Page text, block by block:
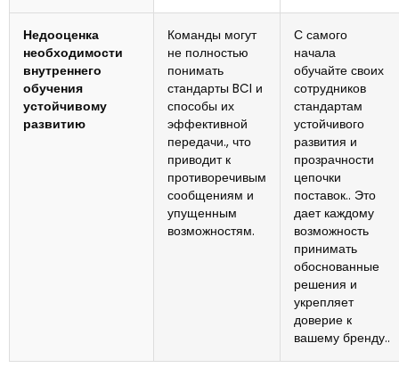
Недооценка
необходимости
внутреннего
обучения
устойчивому
развитию
Команды могут
не полностью
понимать
стандарты BCI и
способы их
эффективной
передачи., что
приводит к
противоречивым
сообщениям и
упущенным
возможностям.
С самого
начала
обучайте своих
сотрудников
стандартам
устойчивого
развития и
прозрачности
цепочки
поставок.. Это
дает каждому
возможность
принимать
обоснованные
решения и
укрепляет
доверие к
вашему бренду..